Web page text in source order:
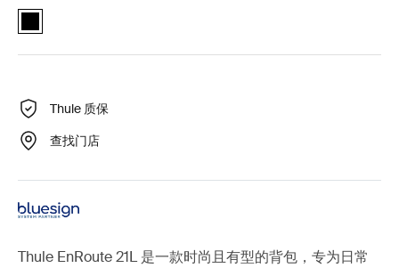
Thule EnRoute backpack 21L 黑色 (selected)
Thule 质保
查找门店
Thule EnRoute 21L 是一款时尚且有型的背包，专为日常